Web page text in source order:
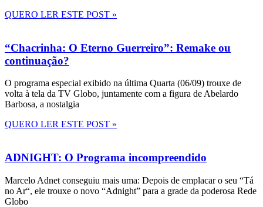
QUERO LER ESTE POST »
“Chacrinha: O Eterno Guerreiro”: Remake ou
continuação?
O programa especial exibido na última Quarta (06/09) trouxe de
volta à tela da TV Globo, juntamente com a figura de Abelardo
Barbosa, a nostalgia
QUERO LER ESTE POST »
ADNIGHT: O Programa incompreendido
Marcelo Adnet conseguiu mais uma: Depois de emplacar o seu “Tá
no Ar“, ele trouxe o novo “Adnight” para a grade da poderosa Rede
Globo